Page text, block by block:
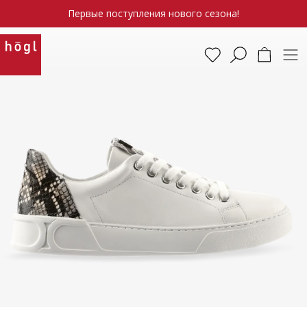
Первые поступления нового сезона!